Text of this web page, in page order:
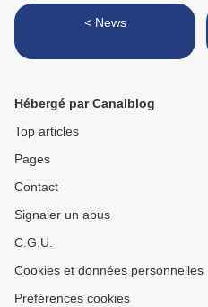
< News
Hébergé par Canalblog
Top articles
Pages
Contact
Signaler un abus
C.G.U.
Cookies et données personnelles
Préférences cookies